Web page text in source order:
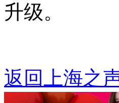
升级。
返回上海之